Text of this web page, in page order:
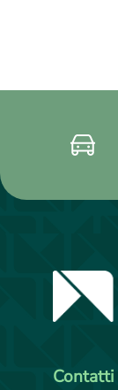
Contatti